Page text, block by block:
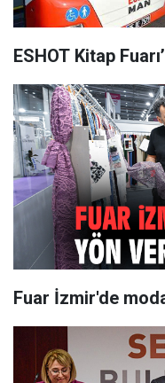
ESHOT Kitap
Fuar İzmir'de